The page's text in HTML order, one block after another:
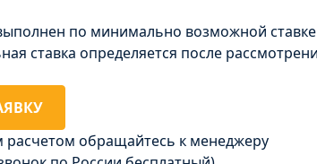
по минимально возможной
ставка определяется после
расчетом обращайтесь к менеджеру